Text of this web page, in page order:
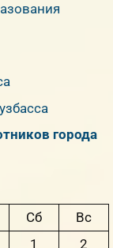
города
Сб
Вс
1
2